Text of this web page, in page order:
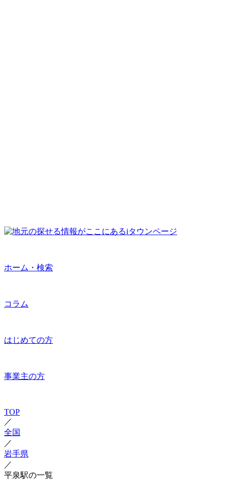
ホーム・検索
コラム
はじめての方
事業主の方
TOP
／
全国
／
岩手県
／
平泉駅の一覧